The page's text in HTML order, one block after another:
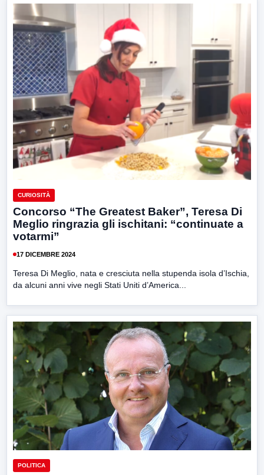
CURIOSITÀ
Concorso “The Greatest Baker”, Teresa Di
Meglio ringrazia gli ischitani: “continuate a
votarmi”
17 DICEMBRE 2024
Teresa Di Meglio, nata e cresciuta nella stupenda isola d’Ischia,
da alcuni anni vive negli Stati Uniti d’America...
POLITICA